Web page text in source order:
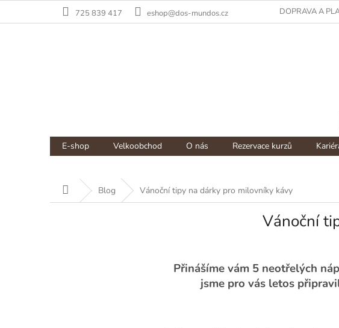
725 839 417 eshop@dos-mundos.cz DOPRAVA A
NÁKUPNÍ
KOŠÍK
Prázdný košík
E-shop Velkoobchod O nás Rezervace kurzů
Domů Blog Vánoční tipy na dárky pro milovníky kávy
Vánoční
Přinášíme vám 5 neotřelých
jsme pro vás letos